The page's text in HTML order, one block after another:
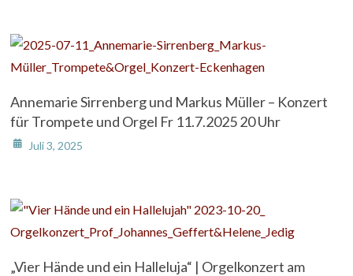
Annemarie Sirrenberg und Markus Müller – Konzert
für Trompete und Orgel Fr 11.7.2025 20 Uhr
Juli 3, 2025
„Vier Hände und ein Halleluja“ | Orgelkonzert am